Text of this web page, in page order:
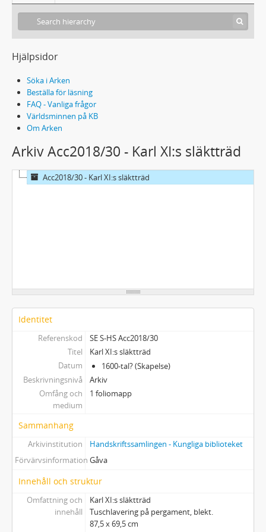
Hjälpsidor
Söka i Arken
Beställa för läsning
FAQ - Vanliga frågor
Världsminnen på KB
Om Arken
Arkiv Acc2018/30 - Karl XI:s släktträd
Acc2018/30 - Karl XI:s släktträd
Identitet
Referenskod
SE S-HS Acc2018/30
Titel
Karl XI:s släktträd
Datum
1600-tal? (Skapelse)
Beskrivningsnivå
Arkiv
Omfång och
medium
1 foliomapp
Sammanhang
Arkivinstitution
Handskriftssamlingen - Kungliga biblioteket
Förvärvsinformation Gåva
Innehåll och struktur
Omfattning och
innehåll
Karl XI:s släktträd
Tuschlavering på pergament, blekt.
87,5 x 69,5 cm